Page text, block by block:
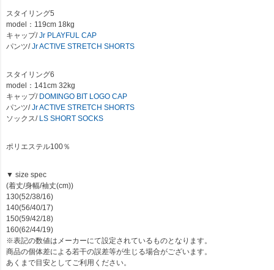
スタイリング5
model：119cm 18kg
キャップ/Jr PLAYFUL CAP
パンツ/Jr ACTIVE STRETCH SHORTS
スタイリング6
model：141cm 32kg
キャップ/DOMINGO BIT LOGO CAP
パンツ/Jr ACTIVE STRETCH SHORTS
ソックス/LS SHORT SOCKS
ポリエステル100％
▼ size spec
(着丈/身幅/袖丈(cm))
130(52/38/16)
140(56/40/17)
150(59/42/18)
160(62/44/19)
※表記の数値はメーカーにて設定されているものとなります。
商品の個体差による若干の誤差等が生じる場合がございます。
あくまで目安としてご利用ください。